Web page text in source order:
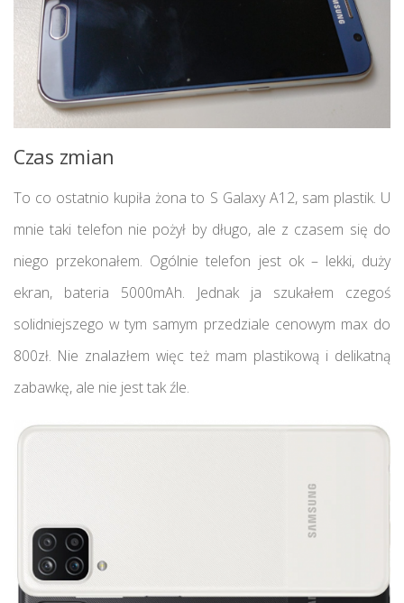
Czas zmian
To co ostatnio kupiła żona to S Galaxy A12, sam plastik. U
mnie taki telefon nie pożył by długo, ale z czasem się do
niego przekonałem. Ogólnie telefon jest ok – lekki, duży
ekran, bateria 5000mAh. Jednak ja szukałem czegoś
solidniejszego w tym samym przedziale cenowym max do
800zł. Nie znalazłem więc też mam plastikową i delikatną
zabawkę, ale nie jest tak źle.